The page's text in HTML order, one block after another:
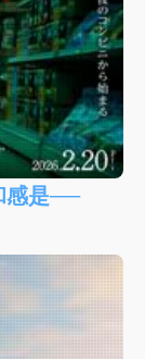
感是──